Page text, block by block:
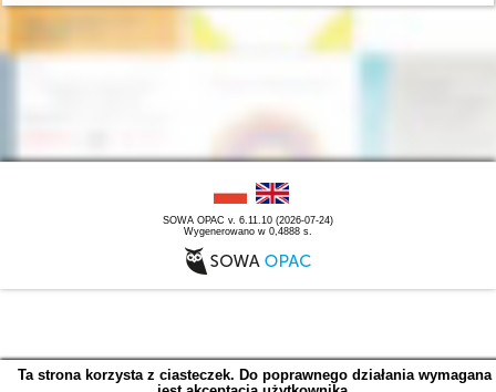
SOWA OPAC v. 6.11.10 (2026-07-24)
Wygenerowano w 0,4888 s.
Ta strona korzysta z ciasteczek. Do poprawnego działania wymagana